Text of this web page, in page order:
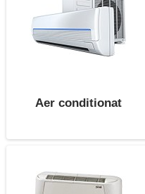
Aer conditionat